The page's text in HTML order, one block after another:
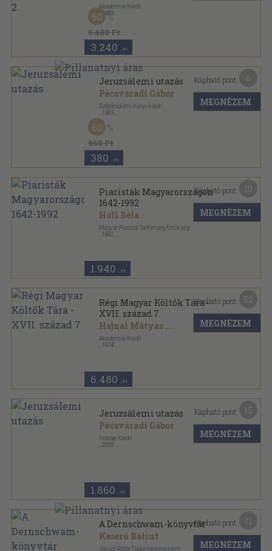
Akadémiai Kiadó
, 1983
Vászon
6.480 Ft
50
3.240 ,-Ft
Jeruzsálemi utazás
Pécsváradi Gábor
Szépirodalmi Könyvkiadó
1983
Fűzött kemény papírkötés
Magyar Ritkaságok sorozat
960 Ft
60
380 ,-Ft
Kapható pont:
MEGNÉZEM
Piaristák Magyarországon
1642-1992
Holl Béla
Magyar Piarista Tartományfőnökség
1992
1.940 ,-Ft
Kapható pont:
MEGNÉZEM
Régi Magyar Költők Tára -
XVII. század 7.
Hajnal Mátyás ...
Akadémiai Kiadó
1974
6.480 ,-Ft
Kapható pont:
MEGNÉZEM
Jeruzsálemi utazás
Pécsváradi Gábor
Holnap Kiadó
2000
1.860 ,-Ft
Kapható pont:
MEGNÉZEM
A Dernschwam-könyvtár
Keserű Bálint
József Attila Tudományegyetem
Kapható pont:
MEGNÉZEM